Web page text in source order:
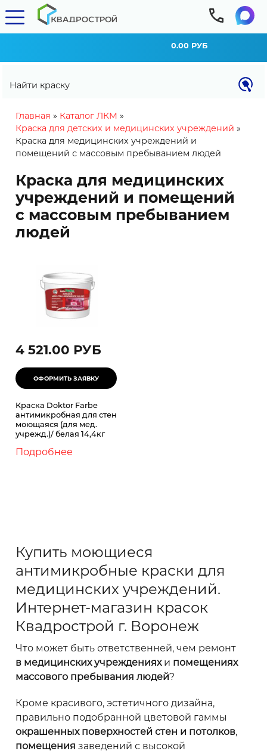
Найти краску
0.00 РУБ
You are here
Главная » Каталог ЛКМ »
Краска для детских и медицинских учреждений »
Краска для медицинских учреждений и
помещений с массовым пребыванием людей
Краска для медицинских
учреждений и помещений
с массовым пребыванием
людей
4 521.00 РУБ
Краска Doktor Farbe
антимикробная для стен
моющаяся (для мед.
учрежд.)/ белая 14,4кг
Подробнее
Купить моющиеся
антимикробные краски для
медицинских учреждений.
Интернет-магазин красок
Квадрострой г. Воронеж
Что может быть ответственней, чем ремонт
в медицинских учрежденияхи помещениях
массового пребывания людей?
Кроме красивого, эстетичного дизайна,
правильно подобранной цветовой гаммы
окрашенных поверхностей стен и потолков,
помещения заведений с высокой